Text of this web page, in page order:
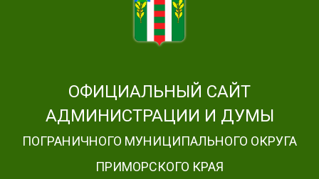
ОФИЦИАЛЬНЫЙ САЙТ
АДМИНИСТРАЦИИ И ДУМЫ
ПОГРАНИЧНОГО МУНИЦИПАЛЬНОГО ОКРУГА
ПРИМОРСКОГО КРАЯ